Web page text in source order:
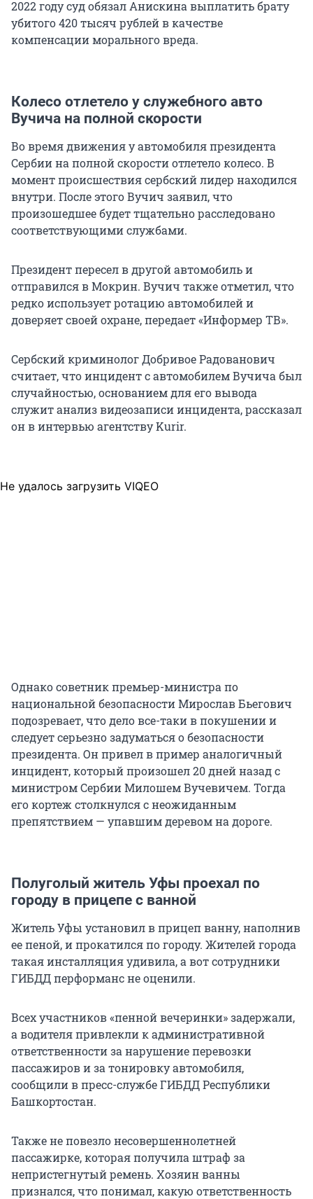
2022 году суд обязал Анискина выплатить брату
убитого 420 тысяч рублей в качестве
компенсации морального вреда.
Колесо отлетело у служебного авто
Вучича на полной скорости
Во время движения у автомобиля президента
Сербии на полной скорости отлетело колесо. В
момент происшествия сербский лидер находился
внутри. После этого Вучич заявил, что
произошедшее будет тщательно расследовано
соответствующими службами.
Президент пересел в другой автомобиль и
отправился в Мокрин. Вучич также отметил, что
редко использует ротацию автомобилей и
доверяет своей охране, передает «Информер ТВ».
Сербский криминолог Добривое Радованович
считает, что инцидент с автомобилем Вучича был
случайностью, основанием для его вывода
служит анализ видеозаписи инцидента, рассказал
он в интервью агентству Kurir.
Не удалось загрузить VIQEO
Однако советник премьер-министра по
национальной безопасности Мирослав Бьегович
подозревает, что дело все-таки в покушении и
следует серьезно задуматься о безопасности
президента. Он привел в пример аналогичный
инцидент, который произошел 20 дней назад с
министром Сербии Милошем Вучевичем. Тогда
его кортеж столкнулся с неожиданным
препятствием — упавшим деревом на дороге.
Полуголый житель Уфы проехал по
городу в прицепе с ванной
Житель Уфы установил в прицеп ванну, наполнив
ее пеной, и прокатился по городу. Жителей города
такая инсталляция удивила, а вот сотрудники
ГИБДД перформанс не оценили.
Всех участников «пенной вечеринки» задержали,
а водителя привлекли к административной
ответственности за нарушение перевозки
пассажиров и за тонировку автомобиля,
сообщили в пресс-службе ГИБДД Республики
Башкортостан.
Также не повезло несовершеннолетней
пассажирке, которая получила штраф за
непристегнутый ремень. Хозяин ванны
признался, что понимал, какую ответственность